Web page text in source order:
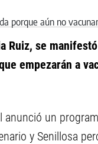
Ruiz, se
empezarán a
anunció un
y Senillosa